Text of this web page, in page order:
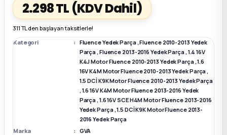
Parça
Parça
Parça
2.298 TL (KDV Dahil)
311 TL den başlayan taksitlerle!
Kategori
Fluence Yedek Parça,Fluence 2010-2013 Yedek
Parça,Fluence 2013-2016 Yedek Parça,1.4 16V
K4J Motor Fluence 2010-2013 Yedek Parça,1.6
16V K4M Motor Fluence 2010-2013 Yedek Parça,
1.5 DCİ K9K Motor Fluence 2010-2013 Yedek Parça
,1.6 16V K4M Motor Fluence 2013-2016 Yedek
Parça,1.6 16V SCE H4M Motor Fluence 2013-2016
Yedek Parça,1.5 DCİ K9K Motor Fluence 2013-
2016 Yedek Parça
Marka
GVA